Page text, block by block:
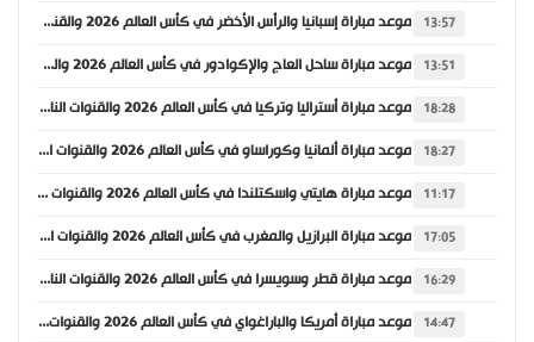
13:57 موعد مباراة إسبانيا والرأس الأخضر في كأس العالم 2026 والقنوات الناقلة
13:51 موعد مباراة ساحل العاج والإكوادور في كأس العالم 2026 والقنوات الناقلة
18:28 موعد مباراة أستراليا وتركيا في كأس العالم 2026 والقنوات الناقلة
18:27 موعد مباراة ألمانيا وكوراساو في كأس العالم 2026 والقنوات الناقلة
11:17 موعد مباراة هايتي واسكتلندا في كأس العالم 2026 والقنوات الناقلة
17:05 موعد مباراة البرازيل والمغرب في كأس العالم 2026 والقنوات الناقلة
16:29 موعد مباراة قطر وسويسرا في كأس العالم 2026 والقنوات الناقلة
14:47 موعد مباراة أمريكا والباراغواي في كأس العالم 2026 والقنوات الناقلة